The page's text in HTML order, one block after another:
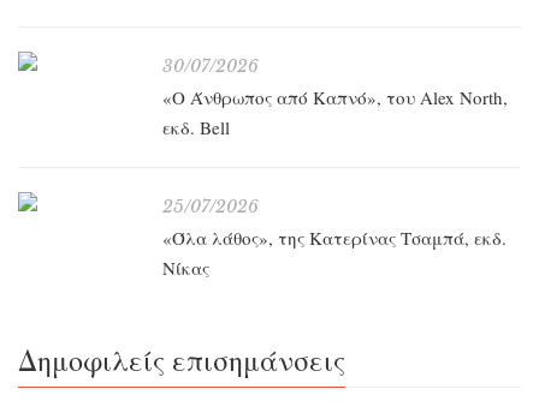
30/07/2026
«O Άνθρωπος από Καπνό», του Alex North,
εκδ. Bell
25/07/2026
«Όλα λάθος», της Κατερίνας Τσαμπά, εκδ.
Νίκας
Δημοφιλείς επισημάνσεις